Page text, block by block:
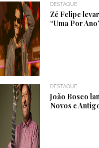
DESTAQUE
Zé Felipe
“Uma Por
DESTAQUE
João Bosco
Novos e